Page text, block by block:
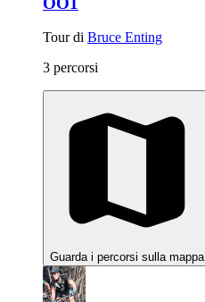
Tour di Bruce Enting
3 percorsi
Guarda i percorsi sulla mappa